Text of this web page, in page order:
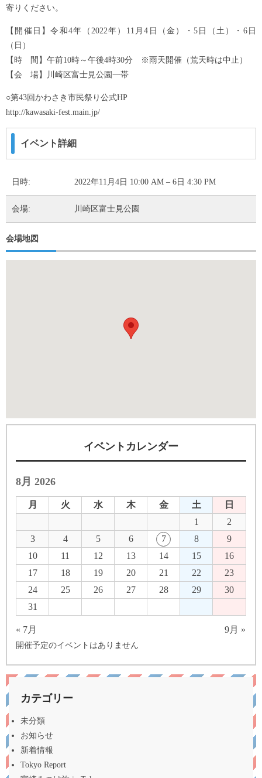
寄りください。
【開催日】令和4年（2022年）11月4日（金）・5日（土）・6日
（日）
【時 間】午前10時～午後4時30分 ※雨天開催（荒天時は中止）
【会 場】川崎区富士見公園一帯
○第43回かわさき市民祭り公式HP
http://kawasaki-fest.main.jp/
イベント詳細
日時: 2022年11月4日 10:00 AM – 6日 4:30 PM
会場: 川崎区富士見公園
会場地図
イベントカレンダー
8月 2026
月 火 水 木 金 土
日
1
2
3
4 5 6 7 8
9
10
11 12 13 14 15
16
17
18 19 20 21 22
23
24
25 26 27 28 29
30
31
« 7月 9月 »
開催予定のイベントはありません
カテゴリー
未分類
お知らせ
新着情報
Tokyo Report